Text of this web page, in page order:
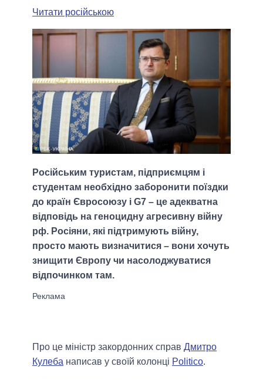
Читати російською
Російським туристам, підприємцям і
студентам необхідно заборонити поїздки
до країн Євросоюзу і G7 – це адекватна
відповідь на геноцидну агресивну війну
рф. Росіяни, які підтримують війну,
просто мають визначитися – вони хочуть
знищити Європу чи насолоджуватися
відпочинком там.
Про це міністр закордонних справ Дмитро
Кулеба написав у своїй колонці Politico.